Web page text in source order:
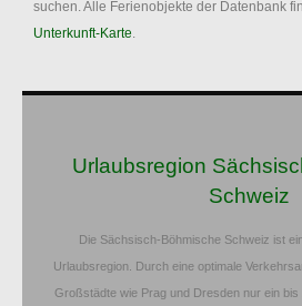
suchen. Alle Ferienobjekte der Datenbank
Unterkunft-Karte.
Urlaubsregion
Schweiz
Die Sächsisch-Böhmische Schweiz ist
Urlaubsregion. Durch eine optimale
Großstädte wie Prag und Dresden nur ein